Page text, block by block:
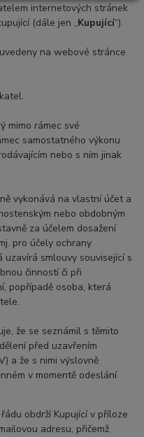
internetových stránek
(dále jen „Kupující“).
na webové stránce
mimo rámec své
samostatného výkonu
nebo s ním jinak
vykonává na vlastní účet a
nebo obdobným
za účelem dosažení
pro účely ochrany
smlouvy související s
činností či při
popřípadě osoba, která
že se seznámil s těmito
před uzavřením
a že s nimi výslovně
v momentě odeslání
obdrží Kupující v příloze
adresu, přičemž